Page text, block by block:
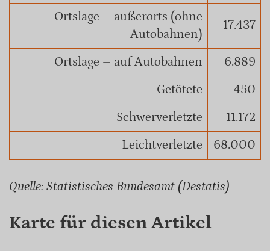
Ortslage – außerorts (ohne
Autobahnen)
17.437
Ortslage – auf Autobahnen
6.889
Getötete
450
Schwerverletzte
11.172
Leichtverletzte
68.000
Quelle: Statistisches Bundesamt (Destatis)
Karte für diesen Artikel